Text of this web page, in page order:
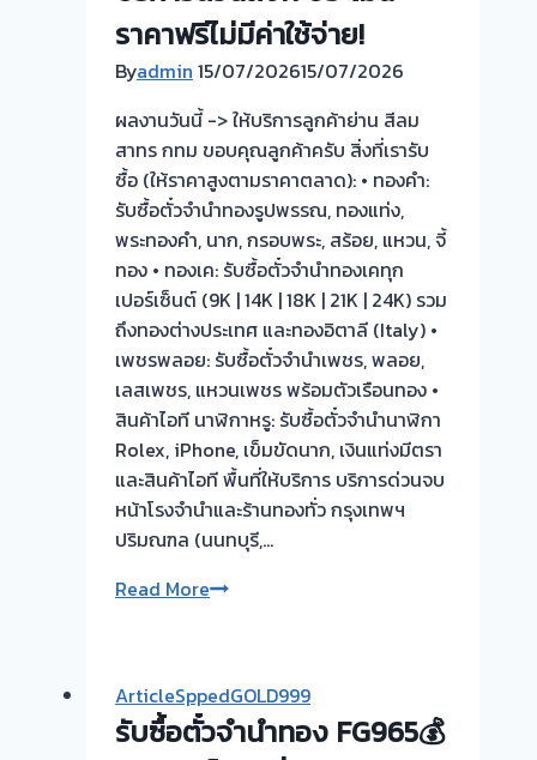
หน้า
ตั๋ว
ฟรี
จ่าย
สด
ทันที
ไม่
ต้อง
รอ
จบไว
📌
ผล
งาน
วัน
นี➡️รับ
ซื้อ
ตั๋ว
จำนำ
พระปิ่น3
🇹🇭
ขอบคุณ
ลูกค้า
ราคาฟรีไม่มีค่าใช้จ่าย!
Byadmin 15/07/202615/07/2026
ผลงานวันนี้ -> ให้บริการลูกค้าย่าน สีลม
สาทร กทม ขอบคุณลูกค้าครับ สิ่งที่เรารับ
ซื้อ (ให้ราคาสูงตามราคาตลาด): • ทองคำ:
รับซื้อตั๋วจำนำทองรูปพรรณ, ทองแท่ง,
พระทองคำ, นาก, กรอบพระ, สร้อย, แหวน, จี้
ทอง • ทองเค: รับซื้อตั๋วจำนำทองเคทุก
เปอร์เซ็นต์ (9K | 14K | 18K | 21K | 24K) รวม
ถึงทองต่างประเทศ และทองอิตาลี (Italy) •
เพชรพลอย: รับซื้อตั๋วจำนำเพชร, พลอย,
เลสเพชร, แหวนเพชร พร้อมตัวเรือนทอง •
สินค้าไอที นาฬิกาหรู: รับซื้อตั๋วจำนำนาฬิกา
Rolex, iPhone, เข็มขัดนาก, เงินแท่งมีตรา
และสินค้าไอที พื้นที่ให้บริการ บริการด่วนจบ
หน้าโรงจำนำและร้านทองทั่ว กรุงเทพฯ
ปริมณฑล (นนทบุรี,…
Read Moreรับ
ทอง
ทุก
ArticleSppedGOLD999
รับซื้อตั๋วจำนำทอง FG965💰